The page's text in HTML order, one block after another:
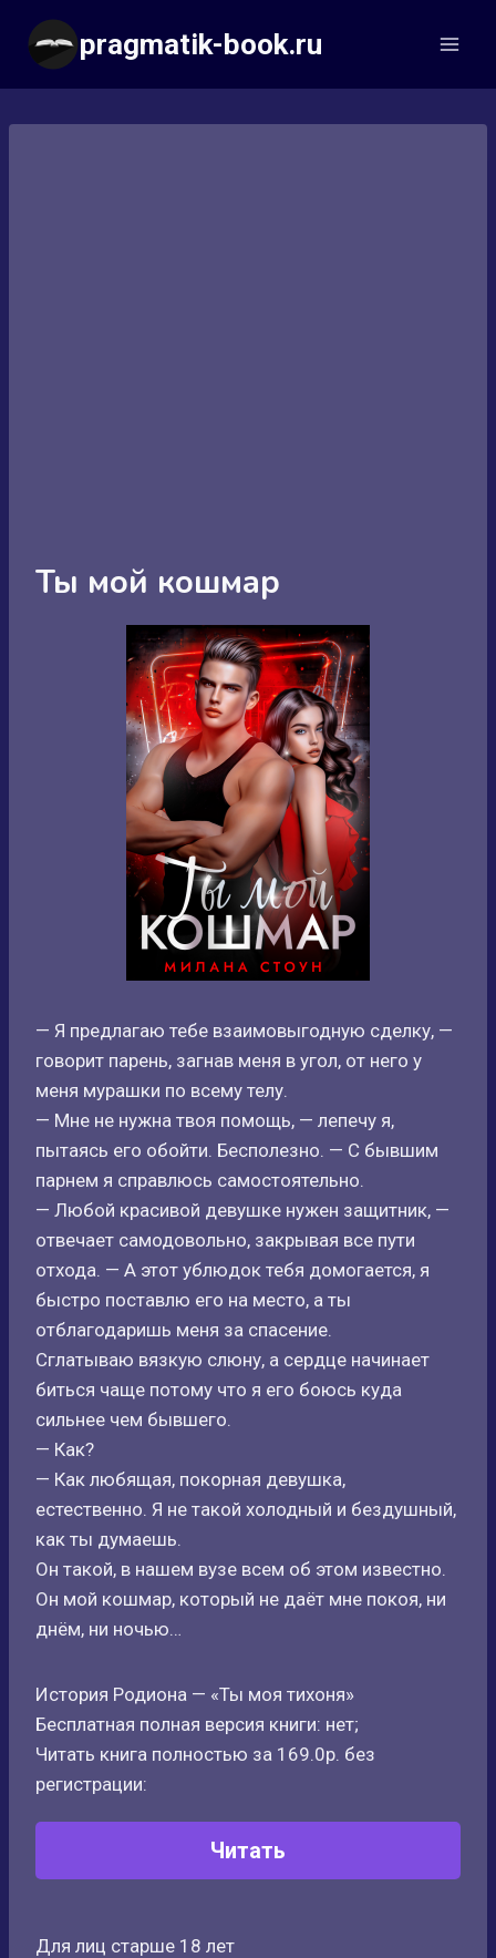
Перейти
содержимому
pragmatik-book.ru
Ты мой кошмар
— Я предлагаю тебе взаимовыгодную сделку, —
говорит парень, загнав меня в угол, от него у
меня мурашки по всему телу.
— Мне не нужна твоя помощь, — лепечу я,
пытаясь его обойти. Бесполезно. — С бывшим
парнем я справлюсь самостоятельно.
— Любой красивой девушке нужен защитник, —
отвечает самодовольно, закрывая все пути
отхода. — А этот ублюдок тебя домогается, я
быстро поставлю его на место, а ты
отблагодаришь меня за спасение.
Сглатываю вязкую слюну, а сердце начинает
биться чаще потому что я его боюсь куда
сильнее чем бывшего.
— Как?
— Как любящая, покорная девушка,
естественно. Я не такой холодный и бездушный,
как ты думаешь.
Он такой, в нашем вузе всем об этом известно.
Он мой кошмар, который не даёт мне покоя, ни
днём, ни ночью…
История Родиона — «Ты моя тихоня»
Бесплатная полная версия книги: нет;
Читать книга полностью за 169.0р. без
регистрации:
Читать
Для лиц старше 18 лет